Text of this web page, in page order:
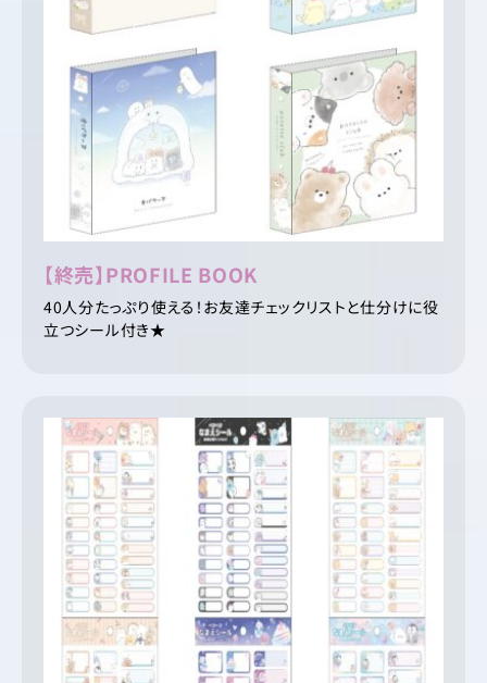
【終売】PROFILE BOOK
40人分たっぷり使える！お友達チェックリストと仕分けに役
立つシール付き★